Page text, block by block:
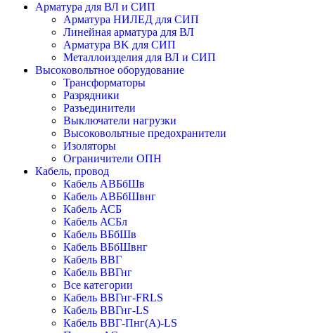
Арматура для ВЛ и СИП
Арматура НИЛЕД для СИП
Линейная арматура для ВЛ
Арматура BK для СИП
Металлоизделия для ВЛ и СИП
Высоковольтное оборудование
Трансформаторы
Разрядники
Разъединители
Выключатели нагрузки
Высоковольтные предохранители
Изоляторы
Ограничители ОПН
Кабель, провод
Кабель АВБбШв
Кабель АВБбШвнг
Кабель АСБ
Кабель АСБл
Кабель ВБбШв
Кабель ВБбШвнг
Кабель ВВГ
Кабель ВВГнг
Все категории
Кабель ВВГнг-FRLS
Кабель ВВГнг-LS
Кабель ВВГ-Пнг(А)-LS